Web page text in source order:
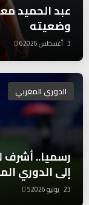
عبد الحميد
وضعيته
3 أغسطس 2026 6
الدوري المغربي
رسميا.. أشرف
إلى الدوري
23 يوليو 2026 5